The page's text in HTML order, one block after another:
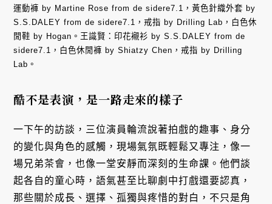
運動褲 by Martine Rose from de sidere7.1，黃色針織外套 by
S.S.DALEY from de sidere7.1，戒指 by Drilling Lab，白色休
閒鞋 by Hogan。王識賢：印花襯衫 by S.S.DALEY from de
sidere7.1，白色休閒褲 by Shiatzy Chen，戒指 by Drilling
Lab。
酷不是表演，是一路走來的樣子
一下午的訪談，三位演員輪流說著拍戲的趣事、身分
的變化與角色的感觸，現場氣氛既輕鬆又專注，像一
場兄弟茶會，也像一堂安靜而深刻的生命課。他們談
起各自的童心時，語氣甚至比聊劇中打戲還要認真，
那些關於成長、選擇、孤獨與疼惜的對白，不只是角